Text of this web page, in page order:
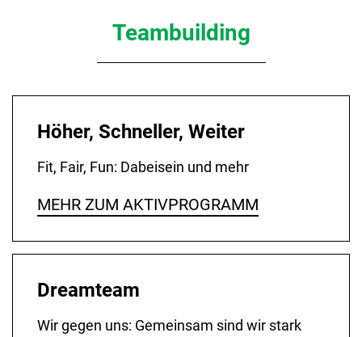
Teambuilding
Höher, Schneller, Weiter
Fit, Fair, Fun: Dabeisein und mehr
MEHR ZUM AKTIVPROGRAMM
Dreamteam
Wir gegen uns: Gemeinsam sind wir stark